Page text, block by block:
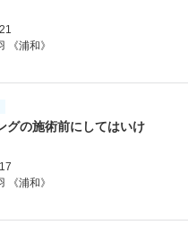
《浦和》
グの施術前にしてはいけ
《浦和》